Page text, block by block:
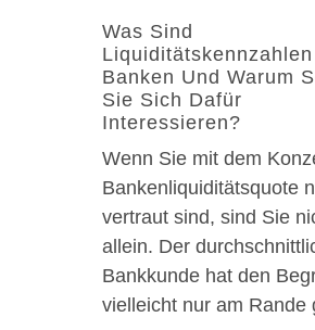
Was Sind
Banken Und Warum
Sie Sich Dafür
Interessieren?
Wenn Sie mit dem
Bankenliquiditätsquote
vertraut sind, sind Sie
allein. Der
Bankkunde hat den
vielleicht nur am Rande